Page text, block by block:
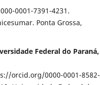
0001-7391-4231.
Ponta Grossa,
Federal do Paraná,
orcid.org/0000-0001-8582-